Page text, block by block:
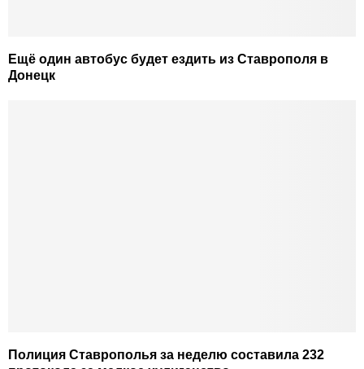
Ещё один автобус будет ездить из Ставрополя в
Донецк
Полиция Ставрополья за неделю составила 232